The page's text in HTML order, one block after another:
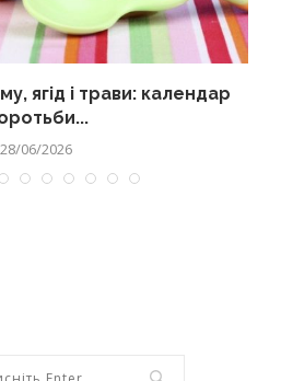
ягід і трави: календар
28/06/2026